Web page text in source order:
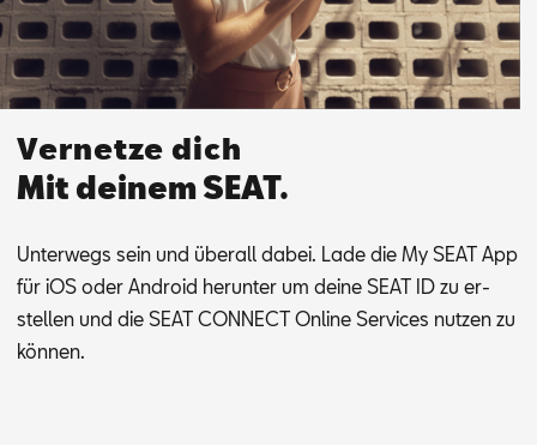
Vernetze dich
Mit deinem SEAT.
Un­ter­wegs sein und über­all da­bei. Lade die My SEAT App
für iOS oder An­dro­id her­un­ter um dei­ne SEAT ID zu er­
stel­len und die SEAT CON­NECT On­line Ser­vices nut­zen zu
kön­nen.